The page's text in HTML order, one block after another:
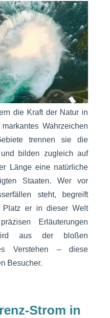
die Kraft der Natur in
Wahrzeichen
trennen sie die
bilden zugleich auf
Länge eine natürliche
Staaten. Wer vor
steht, begreift
Platz er in dieser Welt
Erläuterungen
aus der bloßen
Verstehen – diese
Besucher.
Strom in